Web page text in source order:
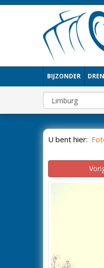
BIJZONDER
U bent hier: